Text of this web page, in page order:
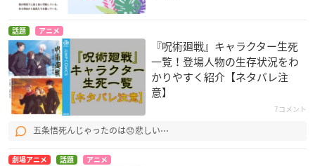
話題 アニメ
『呪術廻戦』キャラクター生死
一覧！登場人物の生存状況をわ
かりやすく紹介【ネタバレ注
意】
7コメント
五条悟死んじゃったのは😞悲しい⋯
劇場アニメ 話題 アニメ